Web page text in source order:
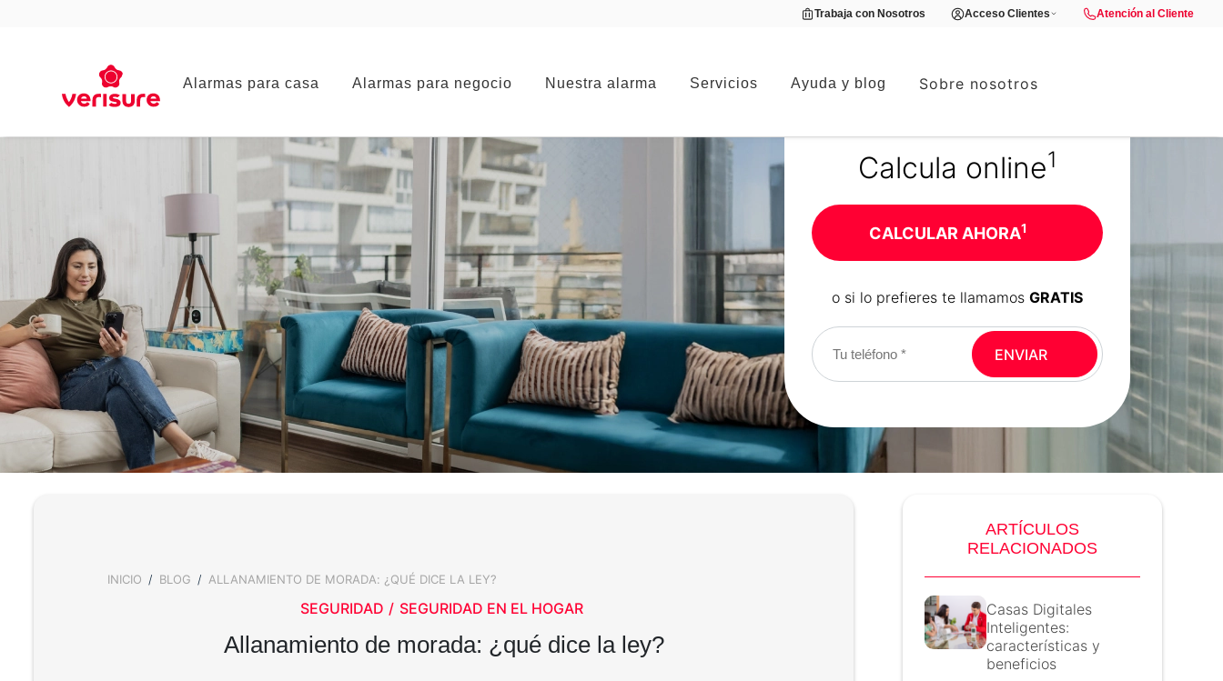
Trabaja con Nosotros Acceso Clientes Atención al Cliente
navigation
Alarmas para casa Alarmas para negocio Nuestra alarma Servicios Ayuda y blog Sobre nosotros
Calcula online1
CALCULAR AHORA1
o si lo prefieres te llamamos GRATIS
BREADCRUMB
INICIO BLOG ALLANAMIENTO DE MORADA: ¿QUÉ DICE LA LEY?
SEGURIDAD SEGURIDAD EN EL HOGAR
Allanamiento de morada: ¿qué dice la ley?
ARTÍCULOS
RELACIONADOS
Casas Digitales
Inteligentes:
características y
beneficios